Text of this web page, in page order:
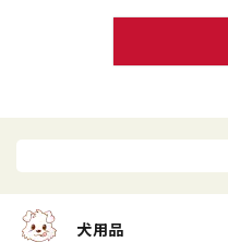
犬用品